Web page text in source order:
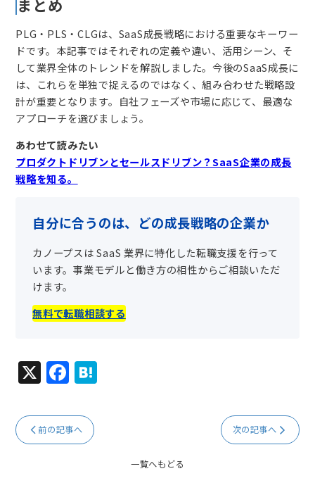
まとめ
PLG・PLS・CLGは、SaaS成長戦略における重要なキーワー
ドです。本記事ではそれぞれの定義や違い、活用シーン、そ
して業界全体のトレンドを解説しました。今後のSaaS成長に
は、これらを単独で捉えるのではなく、組み合わせた戦略設
計が重要となります。自社フェーズや市場に応じて、最適な
アプローチを選びましょう。
あわせて読みたい
プロダクトドリブンとセールスドリブン？SaaS企業の成長
戦略を知る。
自分に合うのは、どの成長戦略の企業か
カノープスは SaaS 業界に特化した転職支援を行って
います。事業モデルと働き方の相性からご相談いただ
けます。
無料で転職相談する
X F
c
e
前の記事へ
一覧へもどる
次の記事へ